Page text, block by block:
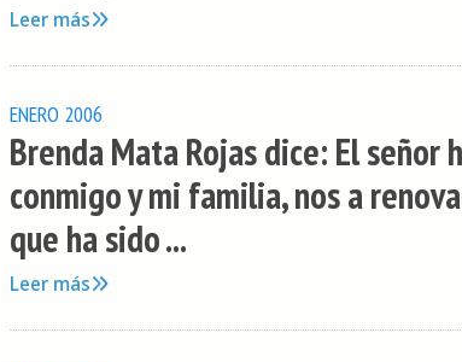
Leer más
ENERO 2006
Brenda Mata Rojas dice: El señor
conmigo y mi familia, nos a
que ha sido ...
Leer más